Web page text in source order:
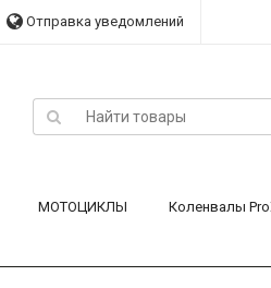
Отправка уведомлений
МОТОЦИКЛЫ Коленвалы